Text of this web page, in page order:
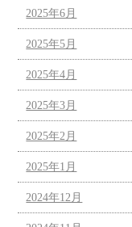
2025年6月
2025年5月
2025年4月
2025年3月
2025年2月
2025年1月
2024年12月